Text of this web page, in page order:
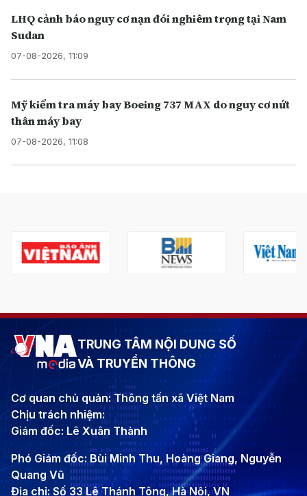
LHQ cảnh báo nguy cơ nạn đói nghiêm trọng tại Nam
Sudan
07-08-2026, 11:09
Mỹ kiểm tra máy bay Boeing 737 MAX do nguy cơ nứt
thân máy bay
07-08-2026, 11:08
TRUNG TÂM NỘI DUNG SỐ
VÀ TRUYỀN THÔNG
Cơ quan chủ quản: Thông tấn xã Việt Nam
Chịu trách nhiệm:
Giám đốc: Lê Xuân Thành
Phó Giám đốc: Bùi Minh Thu, Hoàng Giang, Nguyễn
Quang Vũ
Địa chỉ: Số 33 Lê Thánh Tông, Hà Nội, VN